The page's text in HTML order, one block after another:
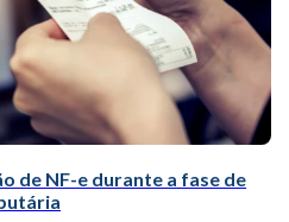
de NF-e durante a fase de